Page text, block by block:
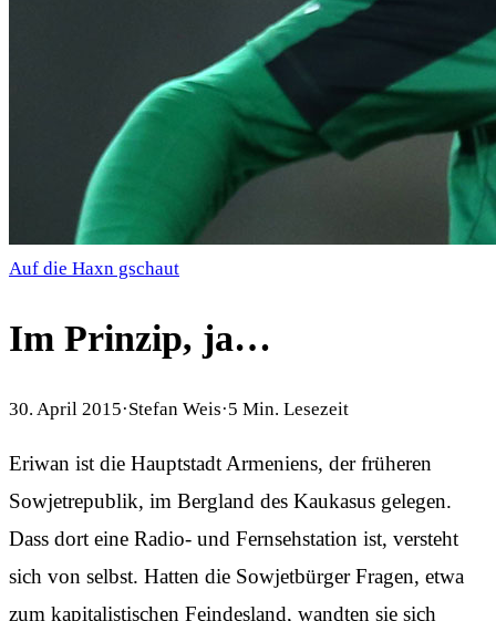
Auf die Haxn gschaut
Im Prinzip, ja…
30. April 2015·Stefan Weis·5 Min. Lesezeit
Eriwan ist die Hauptstadt Armeniens, der früheren
Sowjetrepublik, im Bergland des Kaukasus gelegen.
Dass dort eine Radio- und Fernsehstation ist, versteht
sich von selbst. Hatten die Sowjetbürger Fragen, etwa
zum kapitalistischen Feindesland, wandten sie sich